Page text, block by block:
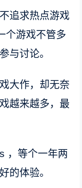
追求热点游戏
个游戏不管多
与讨论。
大作，却无奈
越来越多，最
，等个一年两
的体验。